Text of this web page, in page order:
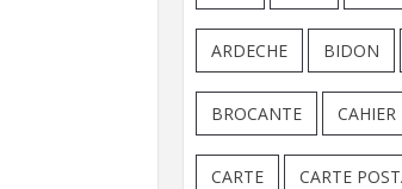
ARDECHE BIDON
BROCANTE CAHIER
CARTE CARTE